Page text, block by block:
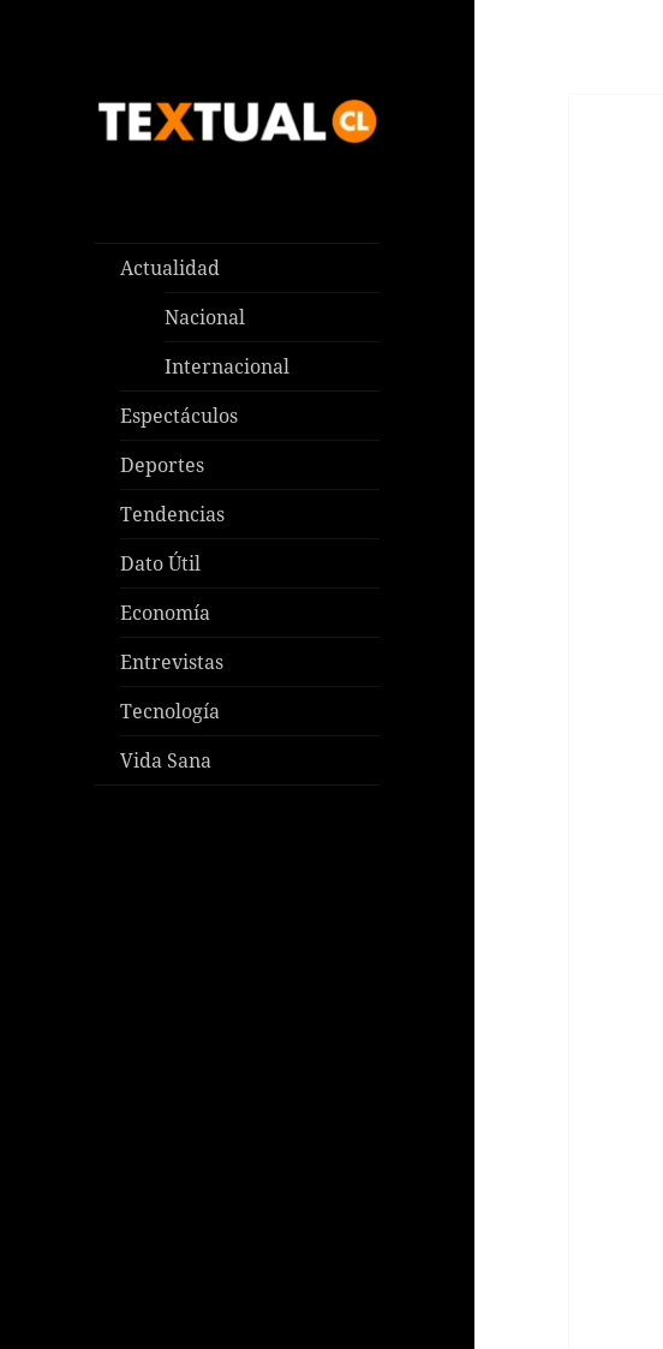
Actualidad
Nacional
Internacional
Espectáculos
Deportes
Tendencias
Dato Útil
Economía
Entrevistas
Tecnología
Vida Sana